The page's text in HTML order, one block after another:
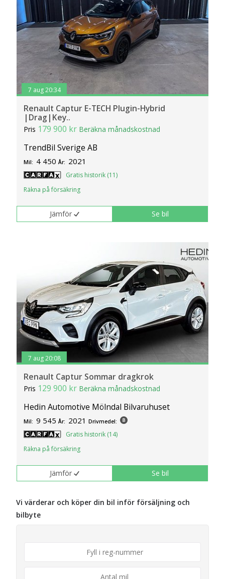
Vikt 1245 kg - 1677 kg.
Drivlinor 2WD (24 486 bilar).
Till salu
Det finns ca 217 begagnade Renault Captur
till salu på Bilweb med pris från 69 900 kr till
319 900 kr.
7 aug 20:34
Renault Captur E-TECH Plugin-Hybrid
|Drag|Key..
Pris 179 900 kr Beräkna månadskostnad
TrendBil Sverige AB
Mil: 4 450 År: 2021
Gratis historik (11)
Räkna på försäkring
Jämför Se bil
7 aug 20:08
Renault Captur Sommar dragkrok
Pris 129 900 kr Beräkna månadskostnad
Hedin Automotive Mölndal Bilvaruhuset
Mil: 9 545 År: 2021 Drivmedel:
Gratis historik (14)
Räkna på försäkring
Jämför Se bil
Vi värderar och köper din bil inför försäljning och
bilbyte